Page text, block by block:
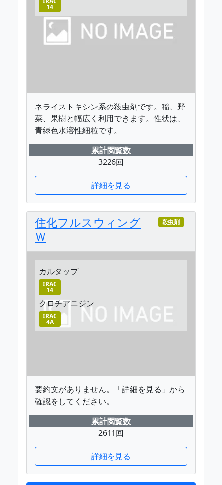
14
ネライストキシン系の殺虫剤です。稲、野
菜、果樹と幅広く利用できます。性状は、
青緑色水溶性細粒です。
累計閲覧数
3226回
詳細を見る
住化フルスウィング
Ｗ
殺虫剤
カルタップ
IRAC
14
クロチアニジン
IRAC
4A
要約文がありません。「詳細を見る」から
確認をしてください。
累計閲覧数
2611回
詳細を見る